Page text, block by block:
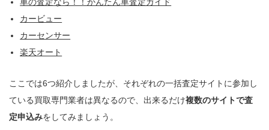
カービュー
カーセンサー
楽天オート
ここでは6つ紹介しましたが、それぞれの一括査定サイトに参加し
ている買取専門業者は異なるので、出来るだけ複数のサイトで査
定申込みをしてみましょう。